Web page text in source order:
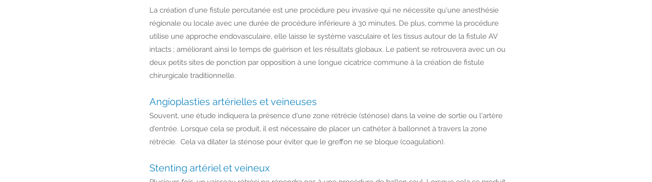
La création d'une fistule percutanée est une procédure peu invasive qui ne nécessite qu'une anesthésie
régionale ou locale avec une durée de procédure inférieure à 30 minutes. De plus, comme la procédure
utilise une approche endovasculaire, elle laisse le système vasculaire et les tissus autour de la fistule AV
intacts ; améliorant ainsi le temps de guérison et les résultats globaux. Le patient se retrouvera avec un ou
deux petits sites de ponction par opposition à une longue cicatrice commune à la création de fistule
chirurgicale traditionnelle.
Angioplasties artérielles et veineuses
Souvent, une étude indiquera la présence d'une zone rétrécie (sténose) dans la veine de sortie ou l'artère
d'entrée. Lorsque cela se produit, il est nécessaire de placer un cathéter à ballonnet à travers la zone
rétrécie. Cela va dilater la sténose pour éviter que le greffon ne se bloque (coagulation).
Stenting artériel et veineux